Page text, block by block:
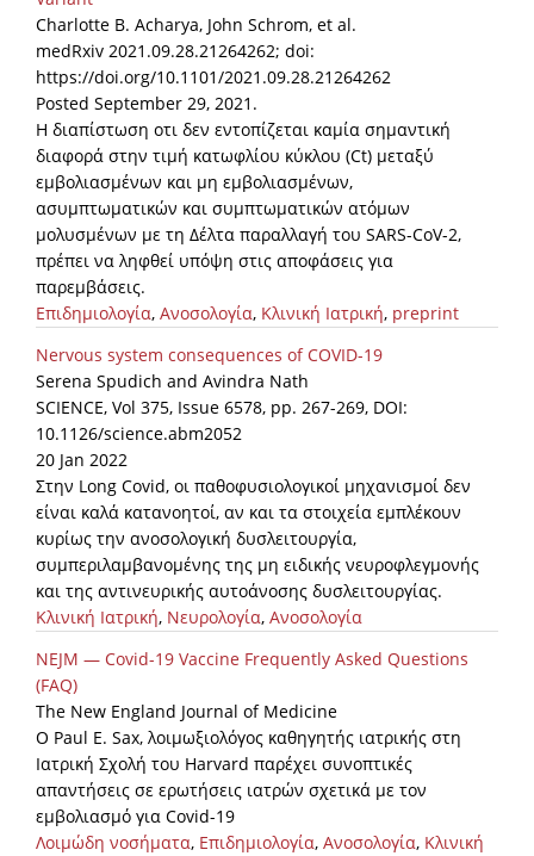
Charlotte B. Acharya, John Schrom, et al.
medRxiv 2021.09.28.21264262; doi:
https://doi.org/10.1101/2021.09.28.21264262
Posted September 29, 2021.
Η διαπίστωση οτι δεν εντοπίζεται καμία σημαντική
διαφορά στην τιμή κατωφλίου κύκλου (Ct) μεταξύ
εμβολιασμένων και μη εμβολιασμένων,
ασυμπτωματικών και συμπτωματικών ατόμων
μολυσμένων με τη Δέλτα παραλλαγή του SARS-CoV-2,
πρέπει να ληφθεί υπόψη στις αποφάσεις για
παρεμβάσεις.
Επιδημιολογία, Ανοσολογία, Κλινική Ιατρική, preprint
Nervous system consequences of COVID-19
Serena Spudich and Avindra Nath
SCIENCE, Vol 375, Issue 6578, pp. 267-269, DOI:
10.1126/science.abm2052
20 Jan 2022
Στην Long Covid, οι παθοφυσιολογικοί μηχανισμοί δεν
είναι καλά κατανοητοί, αν και τα στοιχεία εμπλέκουν
κυρίως την ανοσολογική δυσλειτουργία,
συμπεριλαμβανομένης της μη ειδικής νευροφλεγμονής
και της αντινευρικής αυτοάνοσης δυσλειτουργίας.
Κλινική Ιατρική, Νευρολογία, Ανοσολογία
NEJM — Covid-19 Vaccine Frequently Asked Questions
(FAQ)
The New England Journal of Medicine
Ο Paul E. Sax, λοιμωξιολόγος καθηγητής ιατρικής στη
Ιατρική Σχολή του Harvard παρέχει συνοπτικές
απαντήσεις σε ερωτήσεις ιατρών σχετικά με τον
εμβολιασμό για Covid-19
Λοιμώδη νοσήματα, Επιδημιολογία, Ανοσολογία, Κλινική